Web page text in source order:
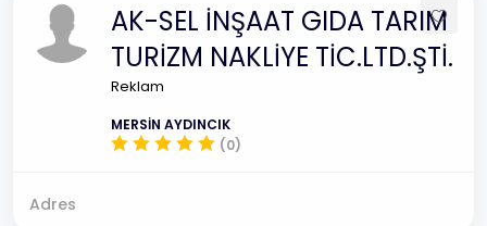
AK-SEL İNŞAAT GIDA TARIM
TURİZM NAKLİYE TİC.LTD.ŞTİ.
Reklam
MERSİN AYDINCIK
(0)
Adres